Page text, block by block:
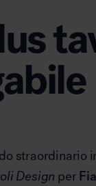
straordinario
Design per